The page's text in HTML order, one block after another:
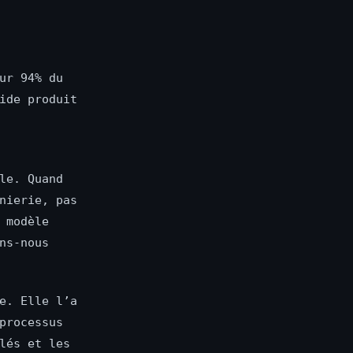
94% du
produit
Quand
pas
nous
Elle l’a
et les